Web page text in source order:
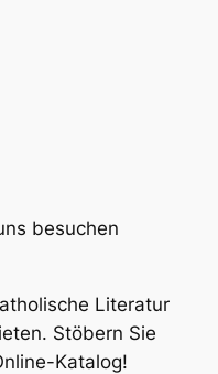
besuchen
Literatur
Stöbern Sie
Katalog!